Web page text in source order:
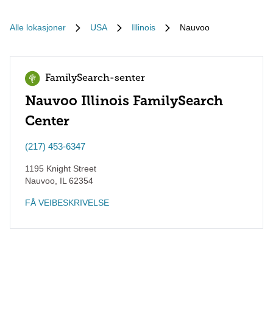
Alle lokasjoner USA Illinois Nauvoo
FamilySearch-senter
Nauvoo Illinois FamilySearch
Center
(217) 453-6347
1195 Knight Street
Nauvoo IL 62354
FÅ VEIBESKRIVELSE